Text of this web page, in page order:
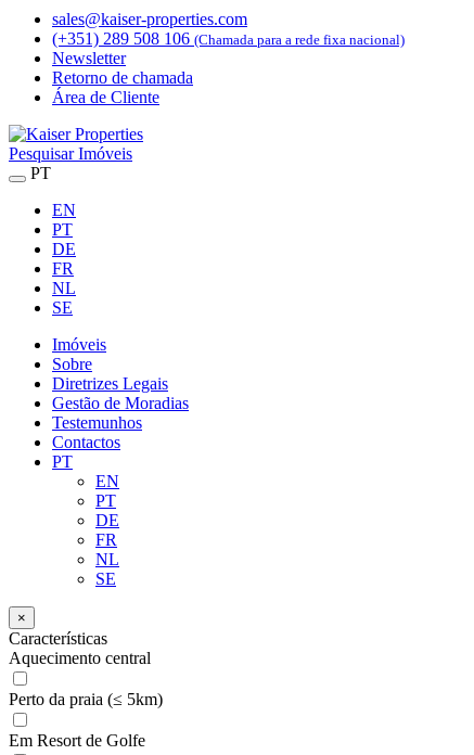
sales@kaiser-properties.com
(+351) 289 508 106 (Chamada para a rede fixa nacional)
Newsletter
Retorno de chamada
Área de Cliente
Pesquisar Imóveis
PT
EN
PT
DE
FR
NL
SE
Imóveis
Sobre
Diretrizes Legais
Gestão de Moradias
Testemunhos
Contactos
PT
EN
PT
DE
FR
NL
SE
×
Características
Aquecimento central
Perto da praia (≤ 5km)
Em Resort de Golfe